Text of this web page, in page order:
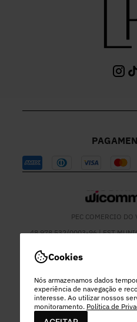
Cookies
Nós armazenamos dados
experiência de navegação e
interesse. Ao utilizar nossos
monitoramento. Política de
PEC COMERCIO DO
48.978.532/0003-96 | EST